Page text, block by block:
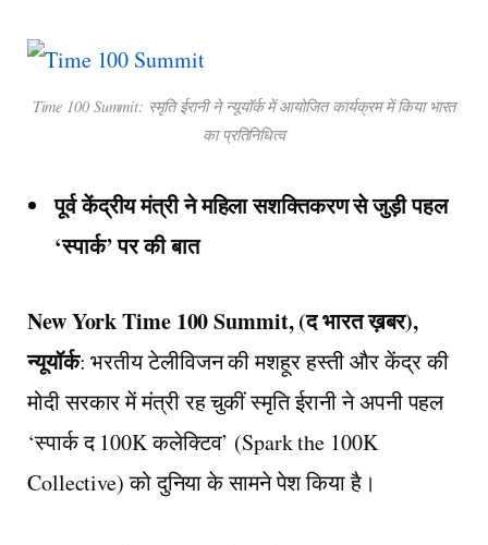
Time 100 Summit: स्मृति ईरानी ने न्यूयॉर्क में आयोजित कार्यक्रम में किया भारत
का प्रतिनिधित्व
पूर्व केंद्रीय मंत्री ने महिला सशक्तिकरण से जुड़ी पहल
‘स्पार्क’ पर की बात
New York Time 100 Summit, (द भारत ख़बर),
न्यूयॉर्क: भरतीय टेलीविजन की मशहूर हस्ती और केंद्र की
मोदी सरकार में मंत्री रह चुकीं स्मृति ईरानी ने अपनी पहल
‘स्पार्क द 100K कलेक्टिव’ (Spark the 100K
Collective) को दुनिया के सामने पेश किया है।